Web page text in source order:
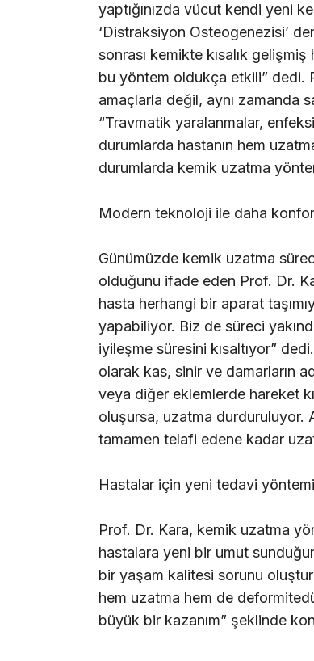
yaptığınızda vücut kendi yeni
‘Distraksiyon Osteogenezisi’
sonrası kemikte kısalık
bu yöntem oldukça etkili” dedi.
amaçlarla değil, aynı zamanda
“Travmatik yaralanmalar,
durumlarda hastanın hem
durumlarda kemik uzatma
Modern teknoloji ile daha
Günümüzde kemik uzatma
olduğunu ifade eden Prof. Dr.
hasta herhangi bir aparat
yapabiliyor. Biz de süreci
iyileşme süresini kısaltıyor”
olarak kas, sinir ve damarların
veya diğer eklemlerde hareket
oluşursa, uzatma durduruluyor.
tamamen telafi edene kadar
Hastalar için yeni tedavi yöntemi
Prof. Dr. Kara, kemik uzatma
hastalara yeni bir umut
bir yaşam kalitesi sorunu
hem uzatma hem de
büyük bir kazanım” şeklinde